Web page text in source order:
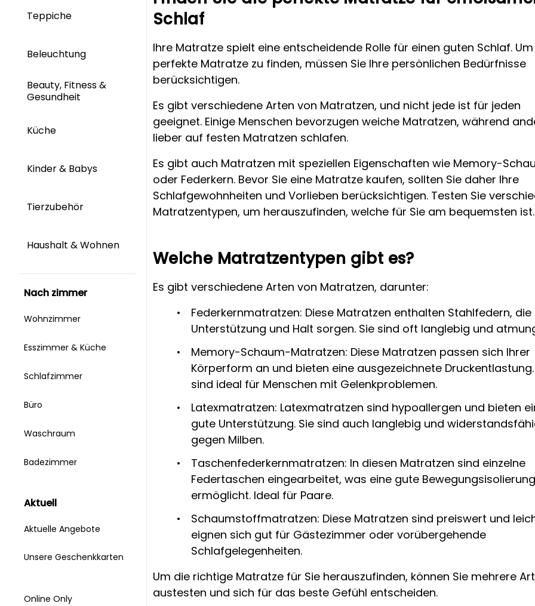
Teppiche
Beleuchtung
Beauty, Fitness &
Gesundheit
Küche
Kinder & Babys
Tierzubehör
Haushalt & Wohnen
nach zimmer
Wohnzimmer
Esszimmer & Küche
Schlafzimmer
Büro
Waschraum
Badezimmer
aktuell
Aktuelle Angebote
Unsere Geschenkkarten
Online Only
Schlaf
Ihre Matratze spielt eine entscheidende Rolle für einen guten Schlaf.
perfekte Matratze zu finden, müssen Sie Ihre persönlichen Bedürfnisse
berücksichtigen.
Es gibt verschiedene Arten von Matratzen, und nicht jede ist für jeden
geeignet. Einige Menschen bevorzugen weiche Matratzen, während
lieber auf festen Matratzen schlafen.
Es gibt auch Matratzen mit speziellen Eigenschaften wie Memory-
oder Federkern. Bevor Sie eine Matratze kaufen, sollten Sie daher Ihre
Schlafgewohnheiten und Vorlieben berücksichtigen. Testen Sie
Matratzentypen, um herauszufinden, welche für Sie am bequemsten ist.
Welche Matratzentypen gibt es?
Es gibt verschiedene Arten von Matratzen, darunter:
Federkernmatratzen: Diese Matratzen enthalten Stahlfedern, die
Unterstützung und Halt sorgen. Sie sind oft langlebig und
Memory-Schaum-Matratzen: Diese Matratzen passen sich Ihrer
Körperform an und bieten eine ausgezeichnete Druckentlastung.
sind ideal für Menschen mit Gelenkproblemen.
Latexmatratzen: Latexmatratzen sind hypoallergen und bieten
gute Unterstützung. Sie sind auch langlebig und
gegen Milben.
Taschenfederkernmatratzen: In diesen Matratzen sind einzelne
Federtaschen eingearbeitet, was eine gute Bewegungsisolierung
ermöglicht. Ideal für Paare.
Schaumstoffmatratzen: Diese Matratzen sind preiswert und
eignen sich gut für Gästezimmer oder vorübergehende
Schlafgelegenheiten.
Um die richtige Matratze für Sie herauszufinden, können Sie mehrere
austesten und sich für das beste Gefühl entscheiden.